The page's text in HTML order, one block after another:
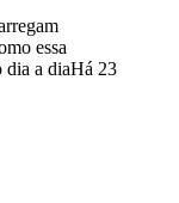
essa
dia a diaHá 23